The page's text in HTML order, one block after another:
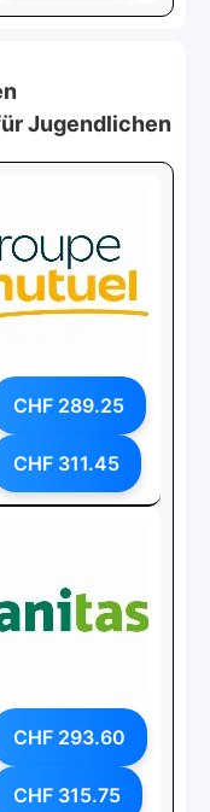
Jugendlichen
CHF 289.25
CHF 311.45
CHF 293.60
CHF 315.75